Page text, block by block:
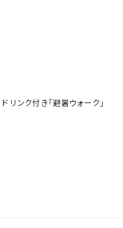
リンク付き｢避暑ウォーク｣